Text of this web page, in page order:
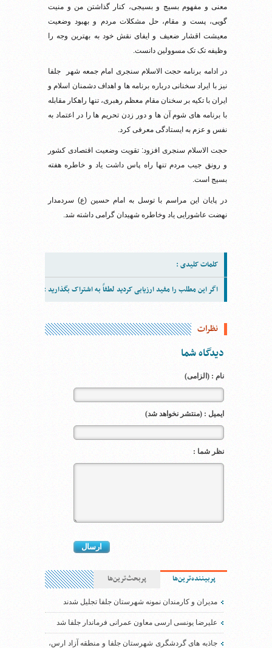
معنی و مفهوم بسیج و بسیجی، کنار گذاشتن من و منیت
گویی، پست و مقام، حل مشکلات مردم و بهبود وضعیت
معیشت اقشار ضعیف و ایفای نقش خود به بهترین وجه را
وظیفه تک تک مسوولین دانست.
در ادامه برنامه حجت الاسلام سنجری امام جمعه شهر جلفا
نیز با ایراد سخنانی درباره برنامه ها و اهداف دشمنان اسلام و
ایران با تکیه بر سخنان مقام معظم رهبری، تنها راهکار مقابله
با برنامه های شوم آن ها و دور زدن تحریم ها را در اعتماد به
نفس و عزم به ایستادگی معرفی کرد.
حجت الاسلام سنجری افزود: تقویت وضعیت اقتصادی کشور
و رونق جیب مردم تنها راه پاس داشت یاد و خاطره هفته
بسیج است.
در پایان این مراسم با توسل به امام حسین (ع) سردمدار
نهضت عاشورایی یاد وخاطره شهیدان گرامی داشته شد.
کلمات کلیدی :
اگر این مطلب را مفید ارزیابی کردید لطفاً به اشتراک بگذارید :
نظرات
دیدگاه شما
نام : (الزامی)
ایمیل : (منتشر نخواهد شد)
نظر شما :
پربیننده‌ترین‌ها پربحث‌ترین‌ها
مدیران و کارمندان نمونه شهرستان جلفا تجلیل شدند
علیرضا یونسی ارسی معاون عمرانی فرماندار جلفا شد
جاذبه های گردشگری شهرستان جلفا و منطقه آزاد ارس،